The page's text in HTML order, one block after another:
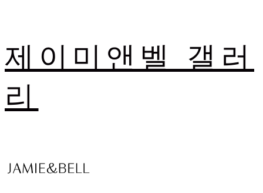
제이미앤벨 갤러
리